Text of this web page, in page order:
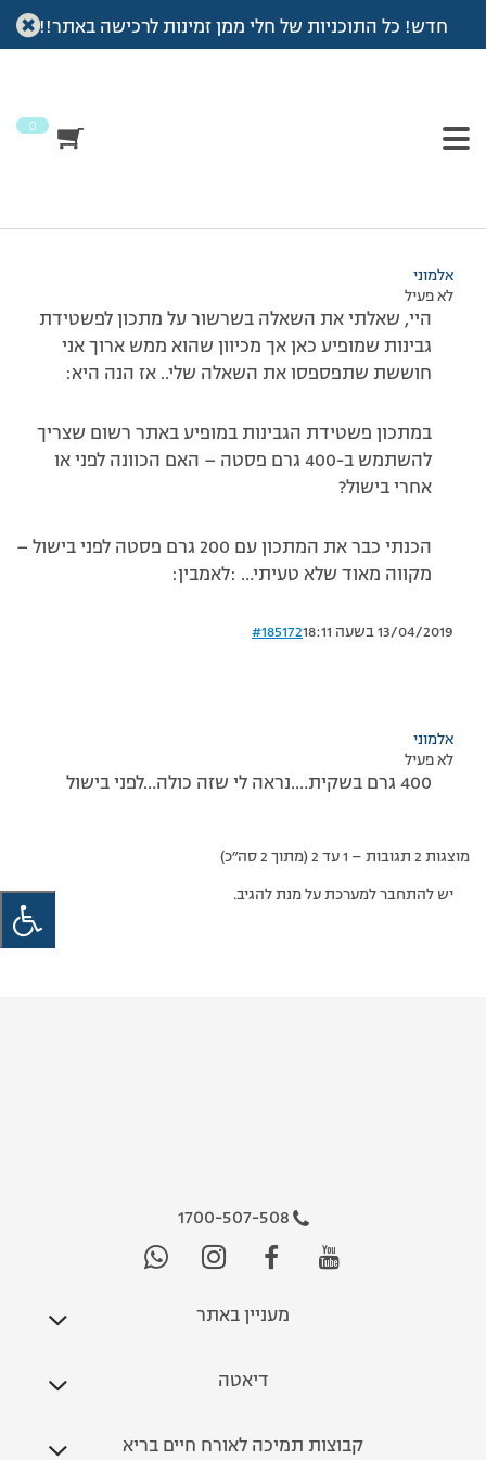
חדש! כל התוכניות של חלי ממן זמינות לרכישה באתר!!
0
עמוד הבית >דיונים>פורום >אותה שאלה בהודעה נפרדת
מוצגות 2 תגובות – 1 עד 2 (מתוך 2 סה״כ)
אלמוני
לא פעיל
היי, שאלתי את השאלה בשרשור על מתכון לפשטידת
גבינות שמופיע כאן אך מכיוון שהוא ממש ארוך אני
חוששת שתפספסו את השאלה שלי.. אז הנה היא:
במתכון פשטידת הגבינות במופיע באתר רשום שצריך
להשתמש ב-400 גרם פסטה – האם הכוונה לפני או
אחרי בישול?
הכנתי כבר את המתכון עם 200 גרם פסטה לפני בישול –
מקווה מאוד שלא טעיתי… :לאמבין:
13/04/2019 בשעה 18:11 #185172
אלמוני
לא פעיל
400 גרם בשקית….נראה לי שזה כולה…לפני בישול
מוצגות 2 תגובות – 1 עד 2 (מתוך 2 סה״כ)
יש להתחבר למערכת על מנת להגיב.
1700-507-508
מעניין באתר
דיאטה
קבוצות תמיכה לאורח חיים בריא